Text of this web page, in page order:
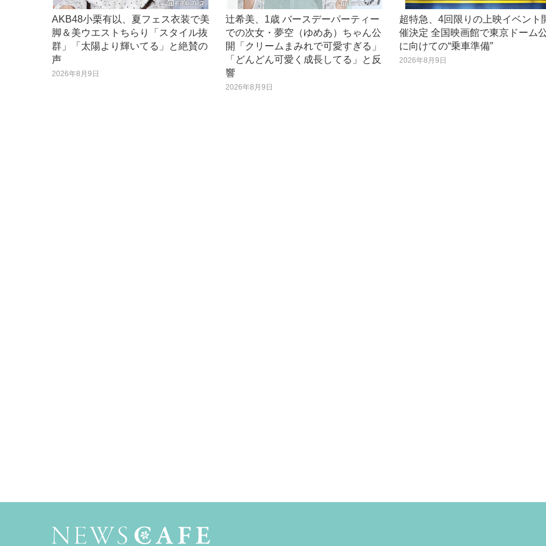
AKB48小栗有以、夏フェス衣装で美
脚＆美ウエストちらり「スタイル抜
群」「太陽より輝いてる」と絶賛の
声
2026年8月9日
辻希美、1歳 バースデーパーティー
での次女・夢空（ゆめあ）ちゃん公
開「クリームまみれで可愛すぎる」
「どんどん可愛く成長してる」と反
響
2026年8月9日
超特急、4回限りの上映イベント
催決定 全国映画館で東京ドーム
に向けての“乗車準備”
2026年8月9日